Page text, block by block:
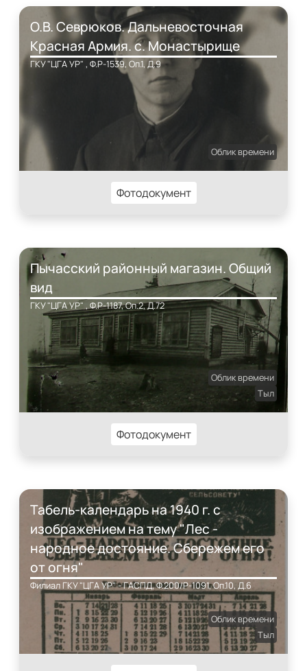
О.В. Севрюков. Дальневосточная
Красная Армия. с. Монастырище
ГКУ "ЦГА УР" , Ф.Р-1539, Оп.1, Д.9
Облик времени
Фотодокумент
Пычасский районный магазин. Общий
вид
ГКУ "ЦГА УР" , Ф.Р-1187, Оп.2, Д.72
Облик времени
Тыл
Фотодокумент
Табель-календарь на 1940 г. с
изображением на тему "Лес -
народное достояние. Сбережем его
от огня"
Филиал ГКУ "ЦГА УР" - ГАСПД, Ф.200/Р-1091, Оп.10, Д.6
Облик времени
Тыл